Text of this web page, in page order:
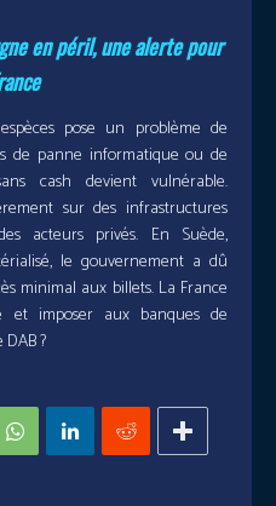
en péril, une alerte pour
pose un problème de
de panne informatique ou de
cash devient vulnérable.
sur des infrastructures
acteurs privés. En Suède,
le gouvernement a dû
minimal aux billets. La France
et imposer aux banques de
?